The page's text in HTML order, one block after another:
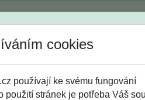
Jak si vybrat
střední maturanti soutěže
cookies
používají ke svému fungování
použití stránek je potřeba Váš